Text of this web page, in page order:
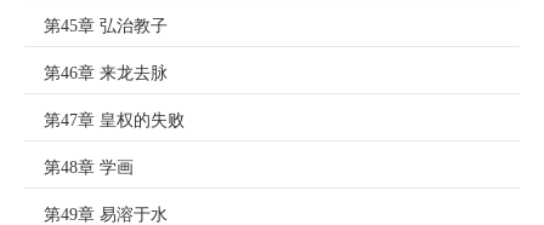
第45章 弘治教子
第46章 来龙去脉
第47章 皇权的失败
第48章 学画
第49章 易溶于水